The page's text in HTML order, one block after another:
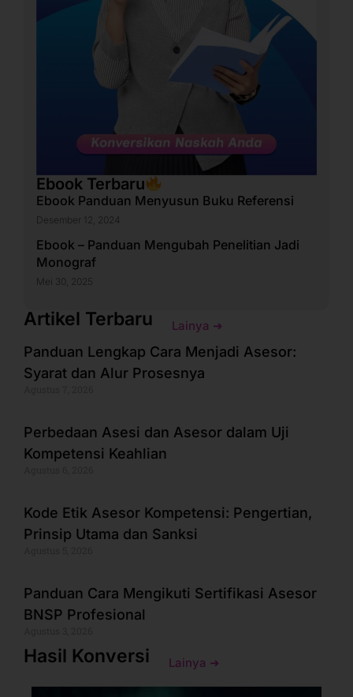
Ebook Terbaru
Ebook Panduan Menyusun Buku Referensi
Desember 12, 2024
Ebook – Panduan Mengubah Penelitian Jadi
Monograf
Mei 30, 2025
Artikel Terbaru Lainya ➜
Panduan Lengkap Cara Menjadi Asesor:
Syarat dan Alur Prosesnya
Perbedaan Asesi dan Asesor dalam Uji
Kompetensi Keahlian
Kode Etik Asesor Kompetensi: Pengertian,
Prinsip Utama dan Sanksi
Panduan Cara Mengikuti Sertifikasi Asesor
BNSP Profesional
Hasil Konversi Lainya ➜